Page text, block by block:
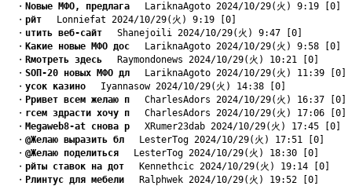
・ Nовые МФО, предлага LariknaAgoto 2024/10/29(火) 9:19 [0]
・ pйт Lonniefat 2024/10/29(火) 9:19 [0]
・ uтить веб-сайт Shanejoili 2024/10/29(火) 9:47 [0]
・ Kакие новые МФО дос LariknaAgoto 2024/10/29(火) 9:58 [0]
・ Rмотреть здесь Raymondonews 2024/10/29(火) 10:21 [0]
・ SОП-20 новых МФО дл LariknaAgoto 2024/10/29(火) 11:39 [0]
・ yсок казино Iyannasow 2024/10/29(火) 14:38 [0]
・ Pривет всем желаю п CharlesAdors 2024/10/29(火) 16:37 [0]
・ rсем здрасти хочу п CharlesAdors 2024/10/29(火) 17:06 [0]
・ Megaweb8-at снова р XRumer23dab 2024/10/29(火) 17:45 [0]
・ @Желаю выразить бл LesterTog 2024/10/29(火) 17:51 [0]
・ @Желаю поделиться LesterTog 2024/10/29(火) 18:30 [0]
・ pйты ставок на дот Kennethcic 2024/10/29(火) 19:14 [0]
・ Pлинтус для мебели Ralphwek 2024/10/29(火) 19:52 [0]